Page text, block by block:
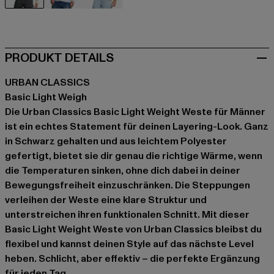
PRODUKT DETAILS
URBAN CLASSICS
Basic Light Weigh
Die Urban Classics Basic Light Weight Weste für Männer
ist ein echtes Statement für deinen Layering-Look. Ganz
in Schwarz gehalten und aus leichtem Polyester
gefertigt, bietet sie dir genau die richtige Wärme, wenn
die Temperaturen sinken, ohne dich dabei in deiner
Bewegungsfreiheit einzuschränken. Die Steppungen
verleihen der Weste eine klare Struktur und
unterstreichen ihren funktionalen Schnitt. Mit dieser
Basic Light Weight Weste von Urban Classics bleibst du
flexibel und kannst deinen Style auf das nächste Level
heben. Schlicht, aber effektiv – die perfekte Ergänzung